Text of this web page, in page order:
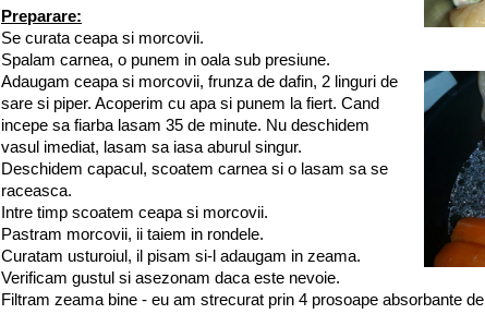
Preparare:
Se curata ceapa si morcovii.
Spalam carnea, o punem in oala sub presiune.
Adaugam ceapa si morcovii, frunza de dafin, 2 linguri de
sare si piper. Acoperim cu apa si punem la fiert. Cand
incepe sa fiarba lasam 35 de minute. Nu deschidem
vasul imediat, lasam sa iasa aburul singur.
Deschidem capacul, scoatem carnea si o lasam sa se
raceasca.
Intre timp scoatem ceapa si morcovii.
Pastram morcovii, ii taiem in rondele.
Curatam usturoiul, il pisam si-l adaugam in zeama.
Verificam gustul si asezonam daca este nevoie.
Filtram zeama bine - eu am strecurat prin 4 prosoape absorbante